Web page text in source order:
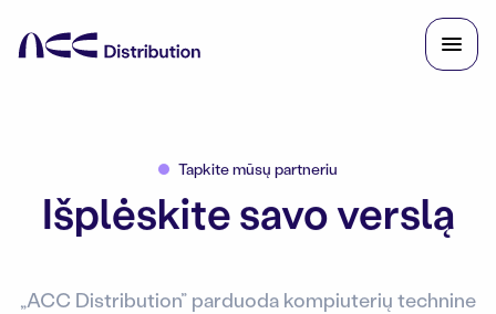
Tapkite mūsų partneriu
Išplėskite savo verslą
„ACC Distribution” parduoda kompiuterių technine